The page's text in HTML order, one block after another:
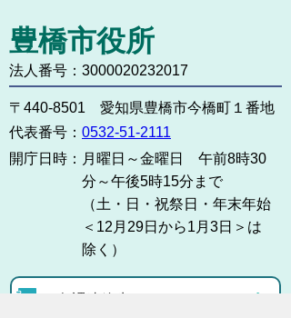
豊橋市役所
法人番号：3000020232017
〒440-8501 愛知県豊橋市今橋町１番地
代表番号： 0532-51-2111
開庁日時： 月曜日～金曜日 午前8時30
分～午後5時15分まで
（土・日・祝祭日・年末年始
＜12月29日から1月3日＞は
除く）